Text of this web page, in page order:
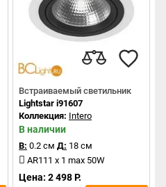
Встраиваемый светильник
Lightstar i91607
Коллекция: Intero
В наличии
В: 0.2 см Д: 18 см
AR111 x 1 max 50W
Цена: 2 498 Р.